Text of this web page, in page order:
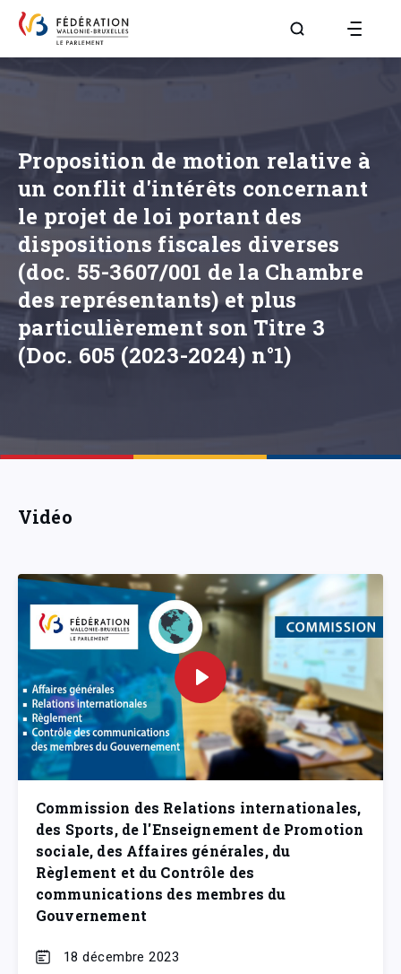
Aller à la page
Proposition de motion relative à
un conflit d'intérêts concernant
le projet de loi portant des
dispositions fiscales diverses
(doc. 55-3607/001 de la Chambre
des représentants) et plus
particulièrement son Titre 3
(Doc. 605 (2023-2024) n°1)
Vidéo
Commission des Relations internationales,
des Sports, de l'Enseignement de Promotion
sociale, des Affaires générales, du
Règlement et du Contrôle des
communications des membres du
Gouvernement
18 décembre 2023